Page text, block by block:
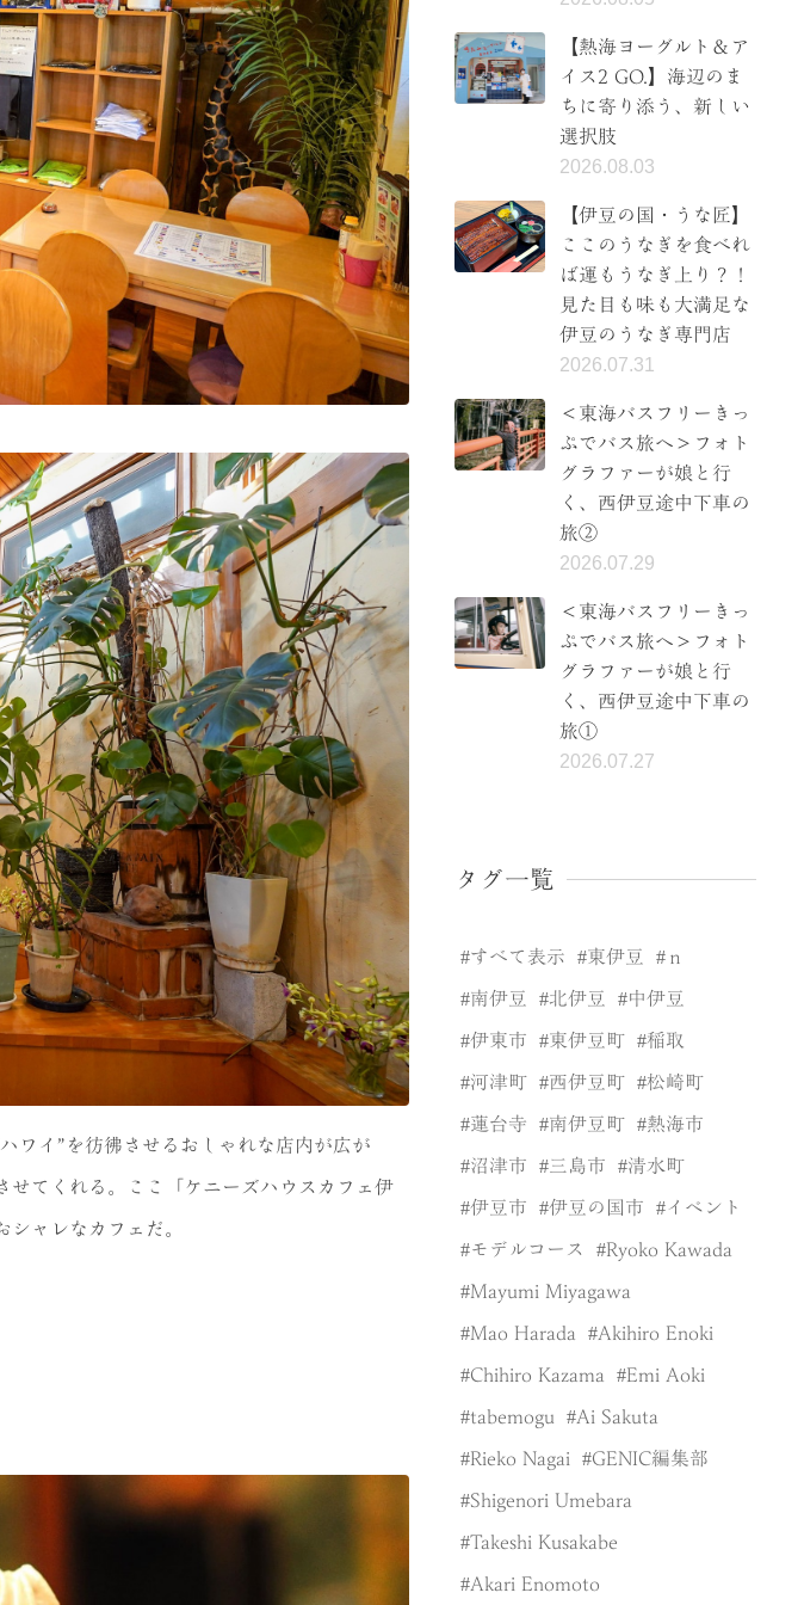
ワイ”を彷彿させるおしゃれな店内が広が
せてくれる。ここ「ケニーズハウスカフェ伊
ャレなカフェだ。
【熱海ヨーグルト＆ア
イス2 GO.】海辺のま
ちに寄り添う、新しい
選択肢
2026.08.03
【伊豆の国・うな匠】
ここのうなぎを食べれ
ば運もうなぎ上り？！
見た目も味も大満足な
伊豆のうなぎ専門店
2026.07.31
＜東海バスフリーきっ
ぷでバス旅へ＞フォト
グラファーが娘と行
く、西伊豆途中下車の
旅②
2026.07.29
＜東海バスフリーきっ
ぷでバス旅へ＞フォト
グラファーが娘と行
く、西伊豆途中下車の
旅①
2026.07.27
タグ一覧
すべて表示 東伊豆 ｎ
南伊豆 北伊豆 中伊豆
伊東市 東伊豆町 稲取
河津町 西伊豆町 松崎町
蓮台寺 南伊豆町 熱海市
沼津市 三島市 清水町
伊豆市 伊豆の国市 イベント
モデルコース Ryoko Kawada
Mayumi Miyagawa
Mao Harada Akihiro Enoki
Chihiro Kazama Emi Aoki
tabemogu Ai Sakuta
Rieko Nagai GENIC編集部
Shigenori Umebara
Takeshi Kusakabe
Akari Enomoto